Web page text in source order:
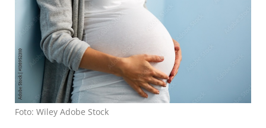
Foto: Wiley Adobe Stock